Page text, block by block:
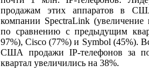
продажам этих аппаратов в
компании SpectraLink (увеличение
по сравнению с предыдущим
97%), Cisco (77%) и Symbol (45%).
США продажи IP-телефонов за
квартал увеличились на 38%.